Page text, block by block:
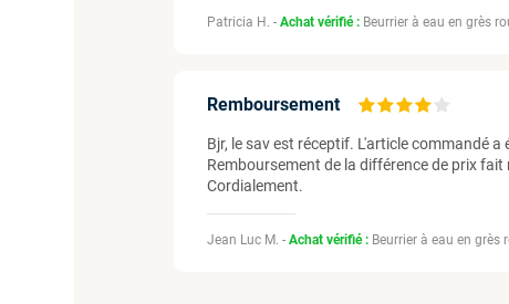
Patricia H. -Achat vérifié : Beurrier à eau en grès
Remboursement
Bjr, le sav est réceptif. L'article commandé
Remboursement de la différence de prix
Cordialement.
Jean Luc M. -Achat vérifié : Beurrier à eau en grès